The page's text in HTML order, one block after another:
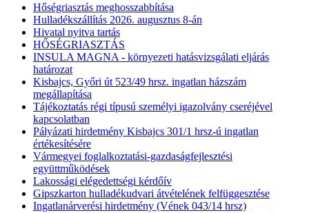
Hőségriasztás meghosszabbítása
Hulladékszállítás 2026. augusztus 8-án
Hivatal nyitva tartás
HŐSÉGRIASZTÁS
INSULA MAGNA - környezeti hatásvizsgálati eljárás
határozat
Kisbajcs, Győri út 523/49 hrsz. ingatlan házszám
megállapítása
Tájékoztatás régi típusú személyi igazolvány cseréjével
kapcsolatban
Pályázati hirdetmény Kisbajcs 301/1 hrsz-ú ingatlan
értékesítésére
Vármegyei foglalkoztatási-gazdaságfejlesztési
együttműködések
Lakossági elégedettségi kérdőív
Gipszkarton hulladékudvari átvételének felfüggesztése
Ingatlanárverési hirdetmény (Vének 043/14 hrsz)